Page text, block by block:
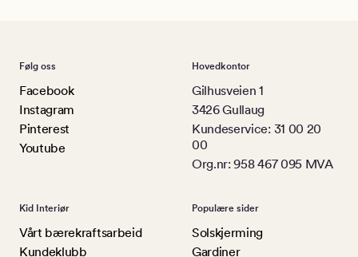
Følg oss
Facebook
Instagram
Pinterest
Youtube
Hovedkontor
Gilhusveien 1
3426 Gullaug
Kundeservice: 31 00 20
00
Org.nr: 958 467 095 MVA
Kid Interiør
Vårt bærekraftsarbeid
Kundeklubb
Populære sider
Solskjerming
Gardiner